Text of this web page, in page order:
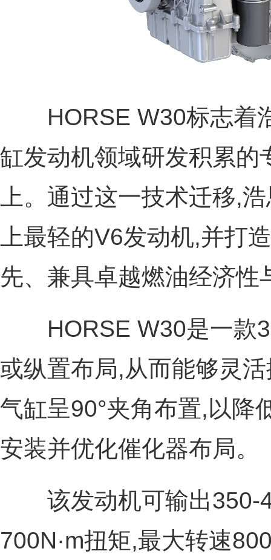
HORSE W30标志着
缸发动机领域研发积累的
上。通过这一技术迁移,
上最轻的V6发动机,并打
先、兼具卓越燃油经济性
HORSE W30是一款
或纵置布局,从而能够灵
气缸呈90°夹角布置,以降
安装并优化催化器布局。
该发动机可输出350-
700N·m扭矩,最大转速